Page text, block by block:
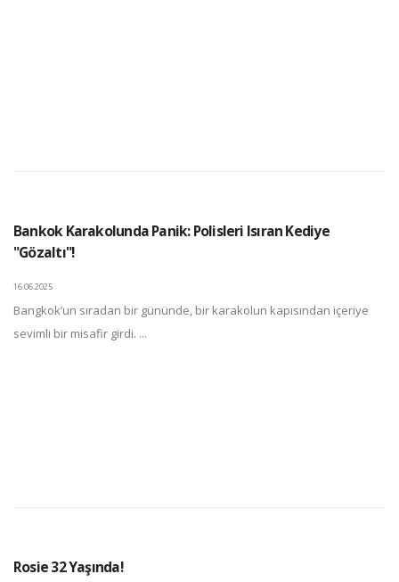
Bankok Karakolunda Panik: Polisleri Isıran Kediye
"Gözaltı"!
16.06.2025
Bangkok’un sıradan bir gününde, bir karakolun kapısından içeriye
sevimli bir misafir girdi. ...
Rosie 32 Yaşında!